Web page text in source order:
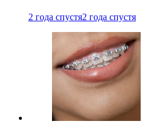
2 года спустя2 года спустя